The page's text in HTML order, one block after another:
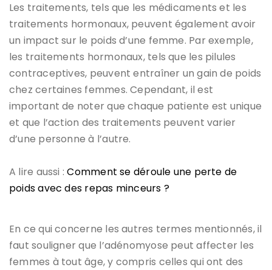
Les traitements, tels que les médicaments et les
traitements hormonaux, peuvent également avoir
un impact sur le poids d’une femme. Par exemple,
les traitements hormonaux, tels que les pilules
contraceptives, peuvent entraîner un gain de poids
chez certaines femmes. Cependant, il est
important de noter que chaque patiente est unique
et que l’action des traitements peuvent varier
d’une personne à l’autre.
A lire aussi :​Comment se déroule une perte de
poids avec des repas minceurs ? ​
En ce qui concerne les autres termes mentionnés, il
faut souligner que l’adénomyose peut affecter les
femmes à tout âge, y compris celles qui ont des